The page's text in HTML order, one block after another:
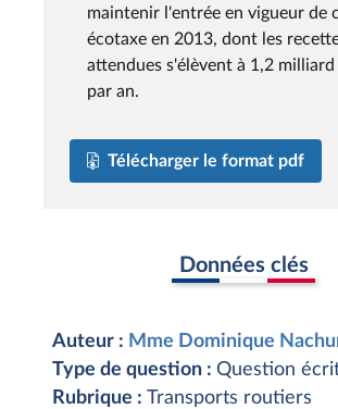
maintenir l'entrée en vigueur de
écotaxe en 2013, dont les
attendues s'élèvent à 1,2
par an.
Télécharger le format pdf
Données clés
Auteur : Mme Dominique
Type de question : Question
Rubrique : Transports routiers